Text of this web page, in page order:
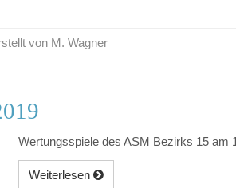
von M. Wagner
Wertungsspiele des ASM Bezirks 15 am
Weiterlesen